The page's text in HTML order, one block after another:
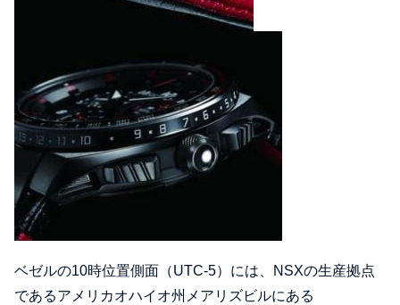
ベゼルの10時位置側面（UTC-5）には、NSXの生産拠点
であるアメリカオハイオ州メアリズビルにある